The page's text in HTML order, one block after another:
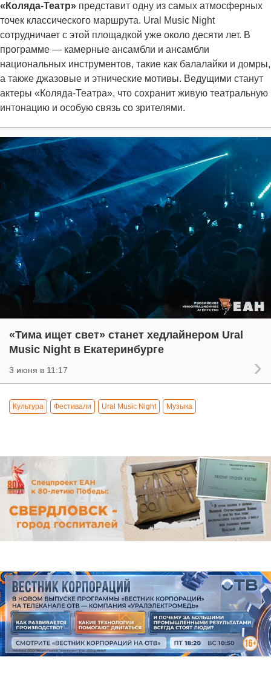
«Коляда-Театр» представит одну из самых атмосферных
точек классического маршрута. Ural Music Night
сотрудничает с этой площадкой уже около десяти лет. В
программе — камерные ансамбли и ансамбли
национальных инструментов, такие как балалайки и домры,
а также джазовые и этнические мотивы. Ведущими станут
актеры «Коляда-Театра», что сохранит живую театральную
интонацию и особую связь со зрителями.
«Тима ищет свет» станет хедлайнером Ural
Music Night в Екатеринбурге
3 июня в 11:17
Культура Фестивали Ural Music Night Музыка